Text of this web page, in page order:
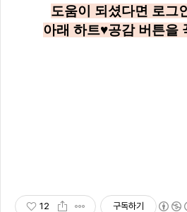
도움이 되셨다면 로
아래 하트♥공감 버튼을
12 구독하기